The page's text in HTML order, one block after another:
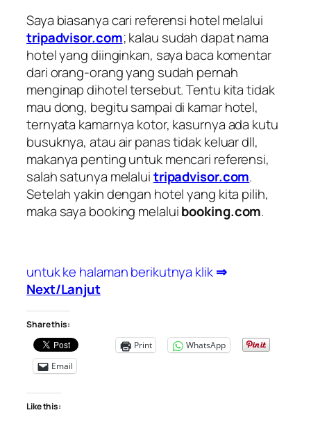
Saya biasanya cari referensi hotel melalui
tripadvisor.com; kalau sudah dapat nama
hotel yang diinginkan, saya baca komentar
dari orang-orang yang sudah pernah
menginap dihotel tersebut. Tentu kita tidak
mau dong, begitu sampai di kamar hotel,
ternyata kamarnya kotor, kasurnya ada kutu
busuknya, atau air panas tidak keluar dll,
makanya penting untuk mencari referensi,
salah satunya melaluitripadvisor.com.
Setelah yakin dengan hotel yang kita pilih,
maka saya booking melaluibooking.com.
untuk ke halaman berikutnya klik⇒
Next/Lanjut
Share this:
Print
WhatsApp
Email
Like this: